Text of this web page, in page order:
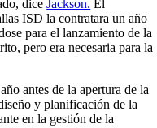
diceJackson. El
ISD la contratara un año
para el lanzamiento de la
pero era necesaria para la
antes de la apertura de la
y planificación de la
en la gestión de la